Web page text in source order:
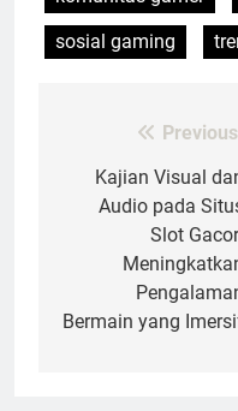
sosial gaming
navigation
Kajian Visual
Audio pada
Slot
Bermain yang